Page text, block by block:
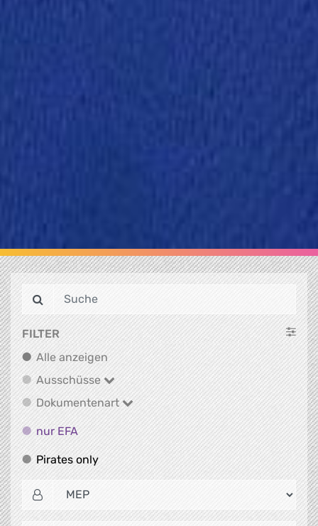
FILTER
Alle anzeigenAlle anzeigen
Ausschüsse
Ausschüsse
Dokumentenart
Dokumentenart
nur EFAnur EFA
Pirates onlyPirates only